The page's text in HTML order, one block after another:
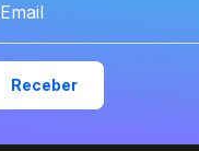
Email
Receber